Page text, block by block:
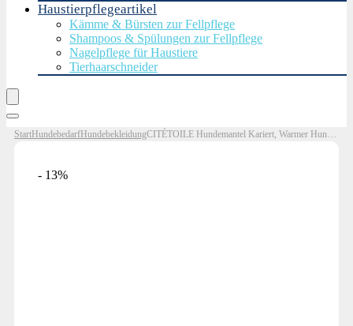
Haustierpflegeartikel
Kämme & Bürsten zur Fellpflege
Shampoos & Spülungen zur Fellpflege
Nagelpflege für Haustiere
Tierhaarschneider
StartHundebedarfHundebekleidungCITÉTOILE Hundemantel Kariert, Warmer Hunde Winterjacken Futter aus Fleece für kleine/große/mittlere, Wintermäntel für Hunde für Hunde mit Geschirrloch, Warmer Hundeweste für…
- 13%